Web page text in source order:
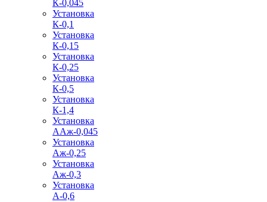
К-0,045
Установка
К-0,1
Установка
К-0,15
Установка
К-0,25
Установка
К-0,5
Установка
К-1,4
Установка
ААж-0,045
Установка
Аж-0,25
Установка
Аж-0,3
Установка
А-0,6